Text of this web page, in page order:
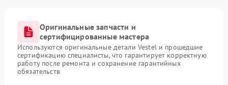
Оригинальные запчасти и
сертифицированные мастера
Используются оригинальные детали Vestel и прошедшие
сертификацию специалисты, что гарантирует корректную
работу после ремонта и сохранение гарантийных
обязательств